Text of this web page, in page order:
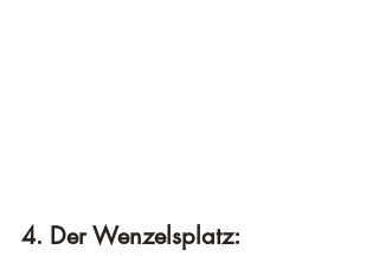
4. Der Wenzelsplatz: